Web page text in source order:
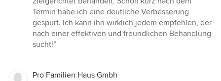
Termin habe ich eine deutliche Verbesserung
gespürt. Ich kann ihn wirklich jedem empfehlen, der
nach einer effektiven und freundlichen Behandlung
sucht!”
Pro Familien Haus Gmbh